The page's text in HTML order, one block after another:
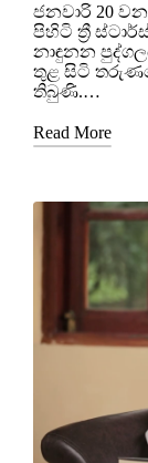
ජනවාරි 20
පිහිටි ත්‍රී
නාඳුනන
තුළ සිටි
තිබුණි.…
Read More